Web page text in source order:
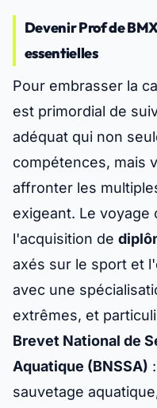
Devenir Prof de
essentielles
Pour embrasser la
est primordial de
adéquat qui non
compétences, mais
affronter les
exigeant. Le
l'acquisition de
axés sur le sport et
avec une
extrêmes, et
Brevet National de
Aquatique (BNSSA)
sauvetage